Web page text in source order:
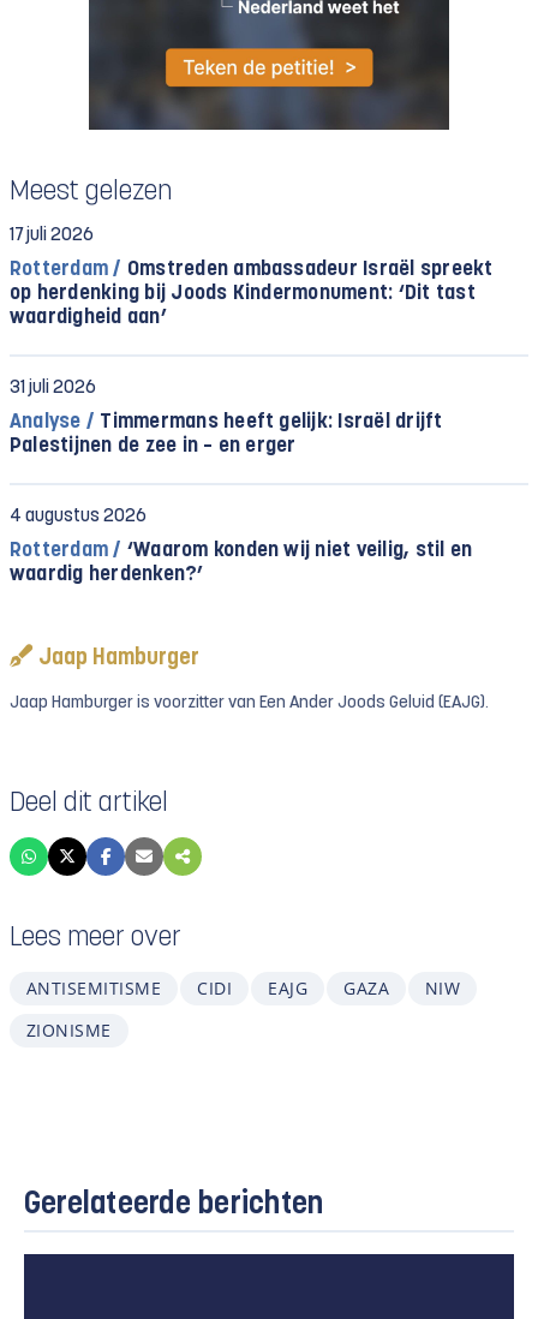
Meest gelezen
17 juli 2026
Rotterdam / Omstreden ambassadeur Israël spreekt
op herdenking bij Joods Kindermonument: ‘Dit tast
waardigheid aan’
31 juli 2026
Analyse / Timmermans heeft gelijk: Israël drijft
Palestijnen de zee in – en erger
4 augustus 2026
Rotterdam / ‘Waarom konden wij niet veilig, stil en
waardig herdenken?’
Jaap Hamburger
Jaap Hamburger is voorzitter van Een Ander Joods Geluid (EAJG).
Deel dit artikel
Lees meer over
ANTISEMITISME CIDI EAJG GAZA
NIW
ZIONISME
Gerelateerde berichten